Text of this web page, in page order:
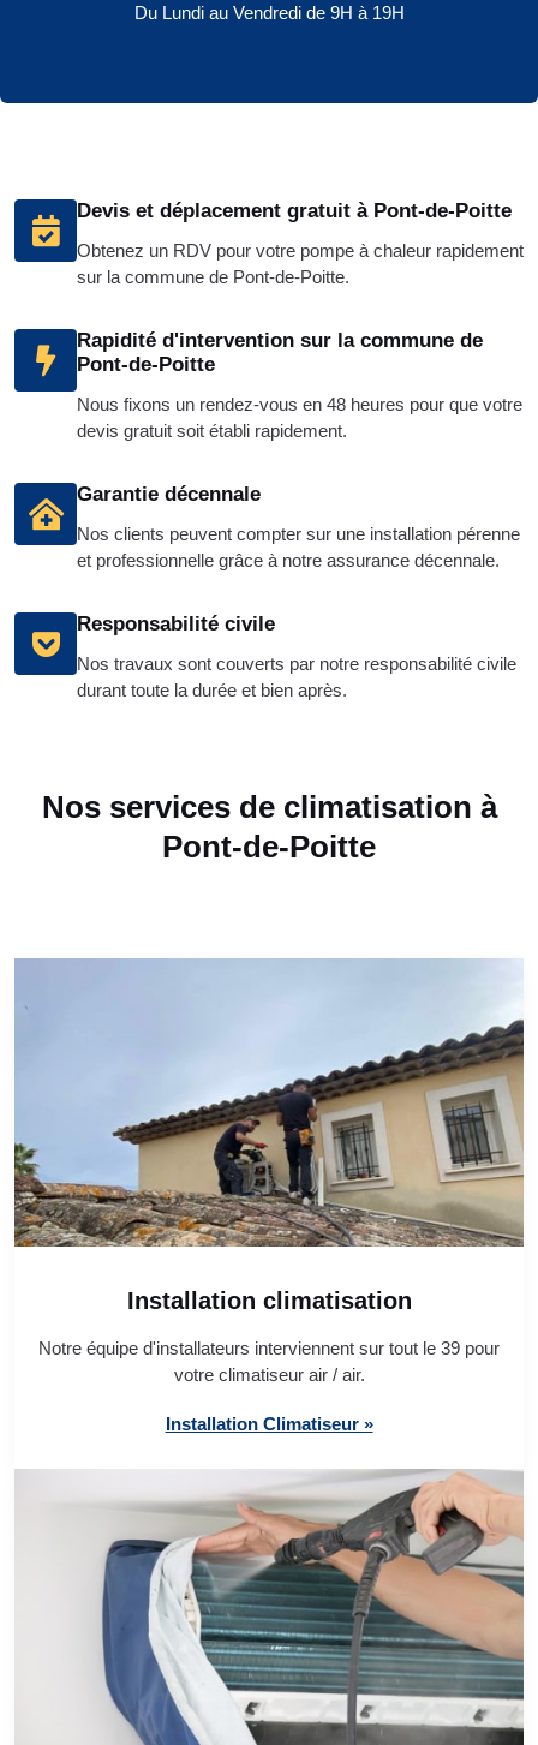
Devis et déplacement gratuit à Pont-de-Poitte
Obtenez un RDV pour votre pompe à chaleur rapidement
sur la commune de Pont-de-Poitte.
Rapidité d'intervention sur la commune de
Pont-de-Poitte
Nous fixons un rendez-vous en 48 heures pour que votre
devis gratuit soit établi rapidement.
Garantie décennale
Nos clients peuvent compter sur une installation pérenne
et professionnelle grâce à notre assurance décennale.
Responsabilité civile
Nos travaux sont couverts par notre responsabilité civile
durant toute la durée et bien après.
Du Lundi au Vendredi de 9H à 19H
Nos services de climatisation à
Pont-de-Poitte
Installation climatisation
Notre équipe d'installateurs interviennent sur tout le 39 pour
votre climatiseur air / air.
Installation Climatiseur »